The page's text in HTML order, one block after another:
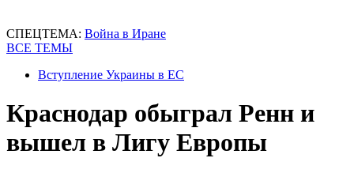
СПЕЦТЕМА: Война в Иране
ВСЕ ТЕМЫ
Вступление Украины в ЕС
Краснодар обыграл Ренн и
вышел в Лигу Европы